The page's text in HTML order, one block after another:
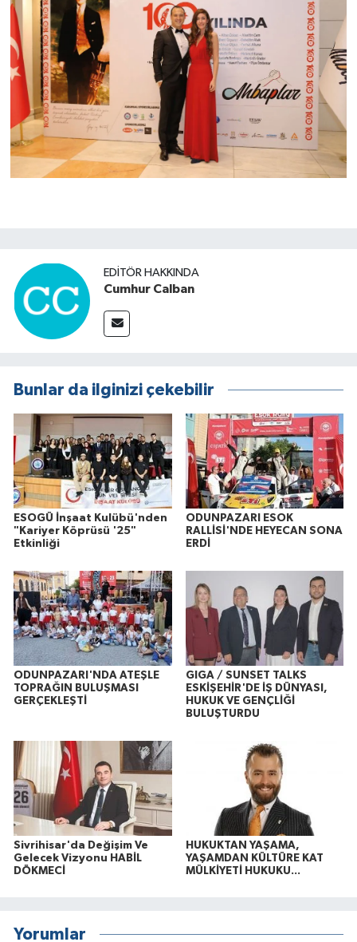
EDITÖR HAKKINDA
Cumhur Calban
Bunlar da ilginizi çekebilir
ESOGÜ İnşaat Kulübü'nden
"Kariyer Köprüsü '25"
Etkinliği
ODUNPAZARI ESOK
RALLİSİ'NDE HEYECAN SONA
ERDİ
ODUNPAZARI'NDA ATEŞLE
TOPRAĞIN BULUŞMASI
GERÇEKLEŞTİ
GIGA / SUNSET TALKS
ESKİŞEHİR'DE İŞ DÜNYASI,
HUKUK VE GENÇLİĞİ
BULUŞTURDU
Sivrihisar'da Değişim Ve
Gelecek Vizyonu HABİL
DÖKMECİ
HUKUKTAN YAŞAMA,
YAŞAMDAN KÜLTÜRE KAT
MÜLKİYETİ HUKUKU...
Yorumlar